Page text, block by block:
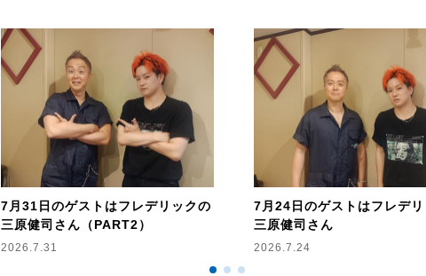
7月31日のゲストはフレデリックの
三原健司さん（PART2）
2026.7.31
7月24日のゲストはフレデ
三原健司さん
2026.7.24